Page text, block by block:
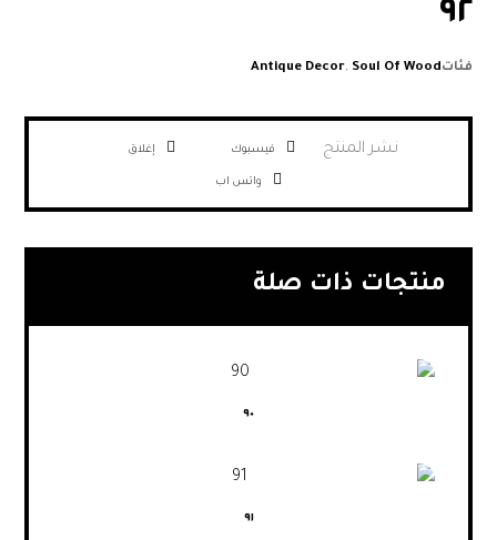
٩٢
فئات Antique Decor, Soul Of Wood
فيسبوك إغلاق
واتس اب
منتجات ذات صلة
٩٠
٩١